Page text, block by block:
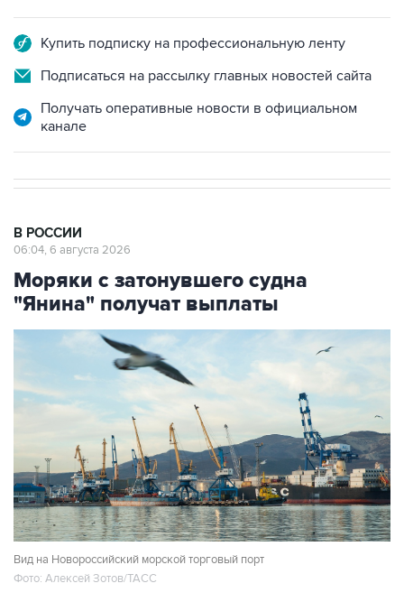
Купить подписку на профессиональную ленту
Подписаться на рассылку главных новостей сайта
Получать оперативные новости в официальном
канале
В РОССИИ
06:04, 6 августа 2026
Моряки с затонувшего судна
"Янина" получат выплаты
Вид на Новороссийский морской торговый порт
Фото: Алексей Зотов/ТАСС